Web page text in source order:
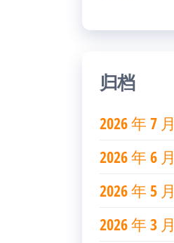
归档
2026 年 7 月
2026 年 6 月
2026 年 5 月
2026 年 3 月